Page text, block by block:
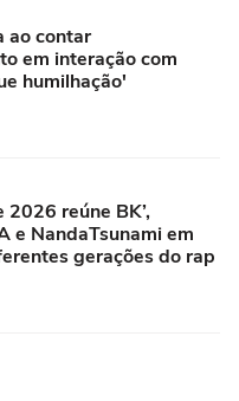
ao contar
em interação com
humilhação'
reúne BK’,
e NandaTsunami em
gerações do rap